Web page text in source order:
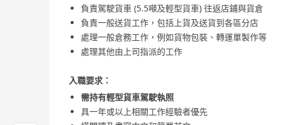
負責駕駛貨車 (5.5噸及輕型貨車) 往返店鋪與貨倉
負責一般送貨工作，包括上貨及送貨到各區分店
處理一般倉務工作，例如貨物包裝、轉運單製作等
處理其他由上司指派的工作
入職要求：
需持有輕型貨車駕駛執照
具一年或以上相關工作經驗者優先